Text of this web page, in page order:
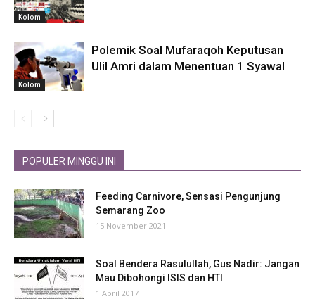
Kolom
Kolom
Polemik Soal Mufaraqoh Keputusan
Ulil Amri dalam Menentuan 1 Syawal
POPULER MINGGU INI
Feeding Carnivore, Sensasi Pengunjung
Semarang Zoo
15 November 2021
Soal Bendera Rasulullah, Gus Nadir: Jangan
Mau Dibohongi ISIS dan HTI
1 April 2017